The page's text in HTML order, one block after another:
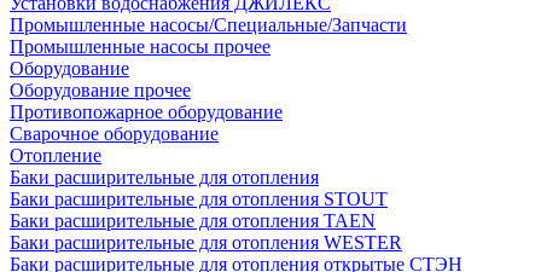
Промышленные насосы/Специальные/Запчасти
Промышленные насосы прочее
Оборудование
Оборудование прочее
Противопожарное оборудование
Сварочное оборудование
Отопление
Баки расширительные для отопления
Баки расширительные для отопления STOUT
Баки расширительные для отопления TAEN
Баки расширительные для отопления WESTER
Баки расширительные для отопления открытые СТЭН